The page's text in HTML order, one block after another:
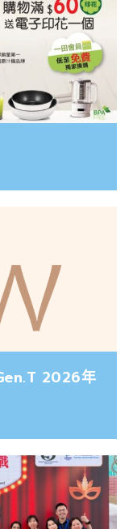
2026年